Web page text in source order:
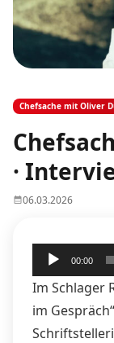
Chefsache mit Oliver
·
06.03.2026
Audio-
Player
00:00
Im Schlager
im